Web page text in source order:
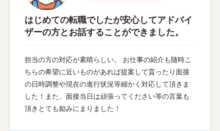
はじめての転職でしたが安心してアドバイ
ザーの方とお話することができました。
担当の方の対応が素晴らしい。 お仕事の紹介も随時こ
ちらの希望に近いものがあれば提案して貰ったり面接
の日時調整や現在の進行状況等細かく対応して頂きま
した！また、面接当日は頑張ってください等の言葉も
頂きとても励みにまりました！